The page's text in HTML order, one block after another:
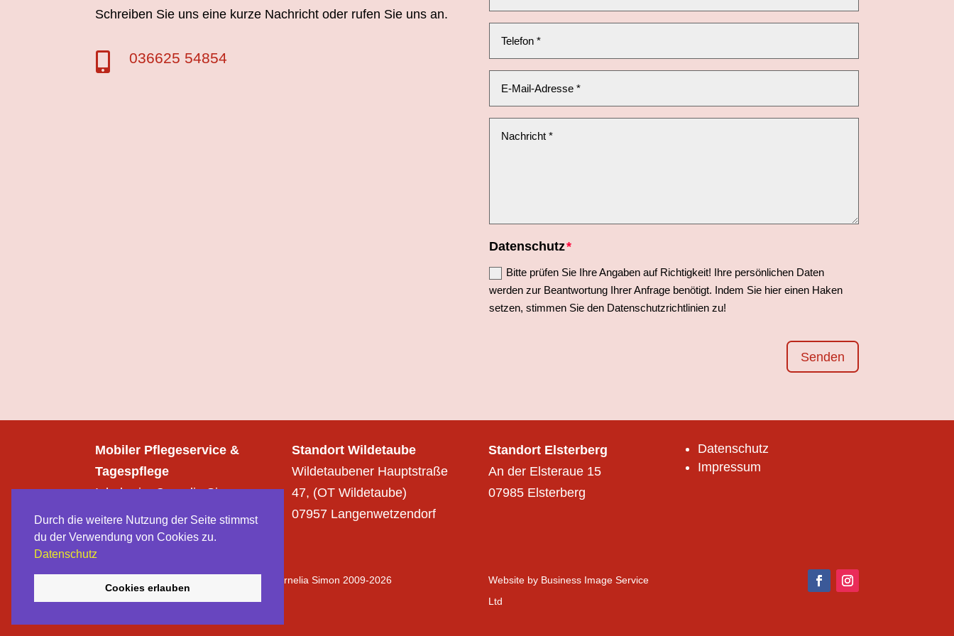
Durch die weitere Nutzung der Seite stimmst
du der Verwendung von Cookies zu.
Datenschutz
Cookies erlauben
Schreiben Sie uns eine kurze Nachricht oder rufen Sie uns an.
 036625 54854
Datenschutz
Bitte prüfen Sie Ihre Angaben auf Richtigkeit! Ihre persönlichen Daten
werden zur Beantwortung Ihrer Anfrage benötigt. Indem Sie hier einen Haken
setzen, stimmen Sie den Datenschutzrichtlinien zu!
Senden
Mobiler Pflegeservice &
Tagespflege
Inhaberin: Cornelia Simon
Festnetz:036625 54854
Standort Wildetaube
Wildetaubener Hauptstraße
47, (OT Wildetaube)
07957 Langenwetzendorf
Standort Elsterberg
An der Elsteraue 15
07985 Elsterberg
Datenschutz
Impressum
© Mobiler Pflegeservice & Tagespflege Cornelia Simon 2009-2026 Website by Business Image Service
Ltd